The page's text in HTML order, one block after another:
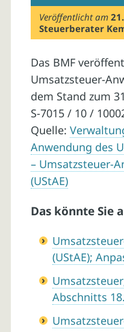
Veröffentlicht am
Steuerberater
Das BMF
Umsatzsteuer-
dem Stand zum
S-7015 / 10 /
Quelle:
Anwendung des
– Umsatzsteuer-
(UStAE)
Das könnte Sie
(UStAE);
Abschnitts